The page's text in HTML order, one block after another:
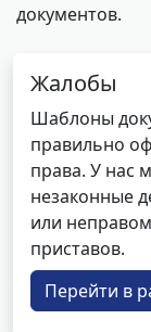
документов.
Жалобы
Шаблоны
правильно
права. У нас
незаконные
или
приставов.
Перейти в